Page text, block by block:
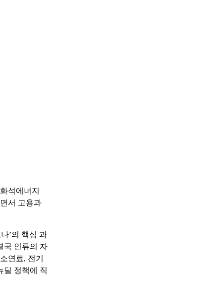
석에너지
서 고용과
’의 핵심 과
국 인류의 자
연료, 전기
딜 정책에 직